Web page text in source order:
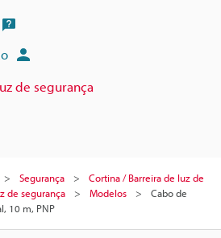
de segurança
Segurança
Cortina / Barreira de luz de
de segurança Modelos
Cabo de
10 m, PNP